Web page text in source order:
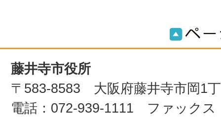
藤井寺市役所
〒583-8583 大阪府藤井寺市岡1
電話：072-939-1111 ファックス